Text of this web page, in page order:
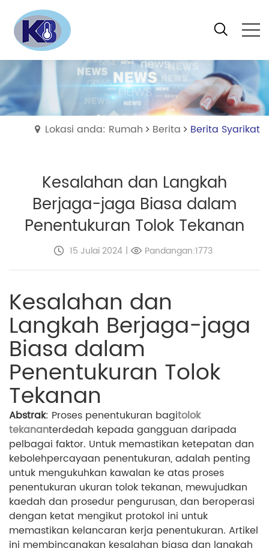
Lokasi anda: Rumah Berita Berita Syarikat
Kesalahan dan Langkah
Berjaga-jaga Biasa dalam
Penentukuran Tolok Tekanan
15 Julai 2024 | Pandangan:1773
Kesalahan dan
Langkah Berjaga-jaga
Biasa dalam
Penentukuran Tolok
Tekanan
Abstrak: Proses penentukuran bagitolok
tekananterdedah kepada gangguan daripada
pelbagai faktor. Untuk memastikan ketepatan dan
kebolehpercayaan penentukuran, adalah penting
untuk mengukuhkan kawalan ke atas proses
penentukuran ukuran tolok tekanan, mewujudkan
kaedah dan prosedur pengurusan, dan beroperasi
dengan ketat mengikut protokol ini untuk
memastikan kelancaran kerja penentukuran. Artikel